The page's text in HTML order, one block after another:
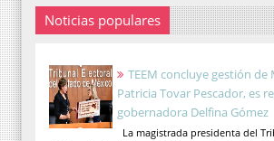
Noticias populares
TEEM concluye gestión de
Patricia Tovar Pescador, es
gobernadora Delfina Gómez
La magistrada presidenta del